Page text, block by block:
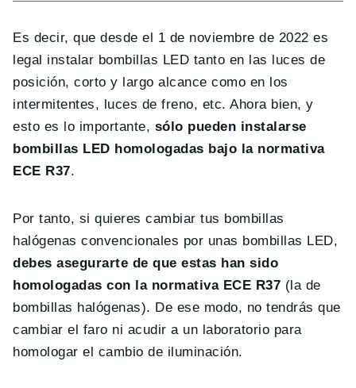
Es decir, que desde el 1 de noviembre de 2022 es
legal instalar bombillas LED tanto en las luces de
posición, corto y largo alcance como en los
intermitentes, luces de freno, etc. Ahora bien, y
esto es lo importante, sólo pueden instalarse
bombillas LED homologadas bajo la normativa
ECE R37.
Por tanto, si quieres cambiar tus bombillas
halógenas convencionales por unas bombillas LED,
debes asegurarte de que estas han sido
homologadas con la normativa ECE R37 (la de
bombillas halógenas). De ese modo, no tendrás que
cambiar el faro ni acudir a un laboratorio para
homologar el cambio de iluminación.